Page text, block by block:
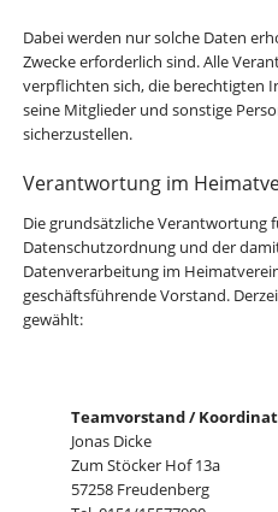
Dabei werden nur solche Daten
Zwecke erforderlich sind. Alle
verpflichten sich, die berechtigten
seine Mitglieder und sonstige
sicherzustellen.
Verantwortung im
Die grundsätzliche Verantwortung
Datenschutzordnung und der
Datenverarbeitung im
geschäftsführende Vorstand.
gewählt:
Teamvorstand /
Jonas Dicke
Zum Stöcker Hof 13a
57258 Freudenberg